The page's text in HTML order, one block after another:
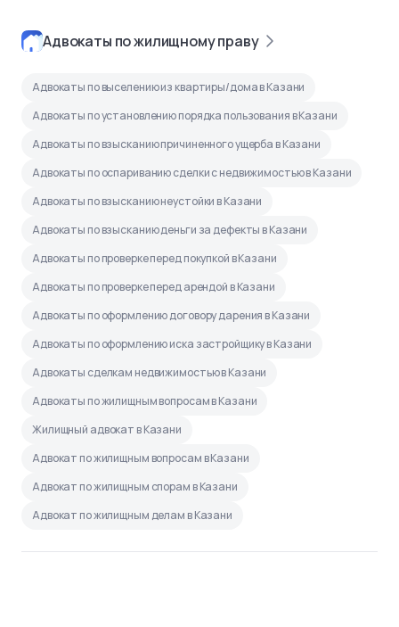
Адвокаты по жилищному праву
Адвокаты по выселению из квартиры/дома в Казани
Адвокаты по установлению порядка пользования в Казани
Адвокаты по взысканию причиненного ущерба в Казани
Адвокаты по оспариванию сделки с недвижимостью в Казани
Адвокаты по взысканию неустойки в Казани
Адвокаты по взысканию деньги за дефекты в Казани
Адвокаты по проверке перед покупкой в Казани
Адвокаты по проверке перед арендой в Казани
Адвокаты по оформлению договору дарения в Казани
Адвокаты по оформлению иска застройщику в Казани
Адвокаты сделкам недвижимостью в Казани
Адвокаты по жилищным вопросам в Казани
Жилищный адвокат в Казани
Адвокат по жилищным вопросам в Казани
Адвокат по жилищным спорам в Казани
Адвокат по жилищным делам в Казани